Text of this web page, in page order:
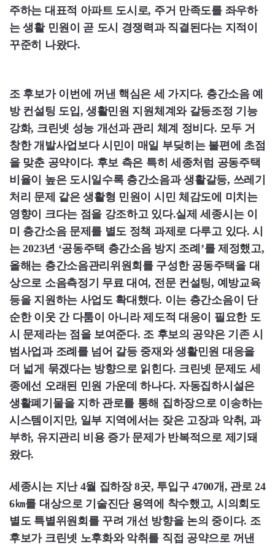
주하는 대표적 아파트 도시로, 주거 만족도를 좌우하
는 생활 민원이 곧 도시 경쟁력과 직결된다는 지적이
꾸준히 나왔다.
조 후보가 이번에 꺼낸 핵심은 세 가지다. 층간소음 예
방 컨설팅 도입, 생활민원 지원체계와 갈등조정 기능
강화, 크린넷 성능 개선과 관리 체계 정비 다. 모두 거
창한 개발사업보다 시민이 매일 부딪히는 불편에 초점
을 맞춘 공약이다. 후보 측은 특히 세종처럼 공동주택
비율이 높은 도시일수록 층간소음과 생활갈등, 쓰레기
처리 문제 같은 생활형 민원이 시민 체감도에 미치는
영향이 크다는 점을 강조하고 있다.실제 세종시는 이
미 층간소음 문제를 별도 정책 과제로 다루고 있다. 시
는 2023년 ‘공동주택 층간소음 방지 조례’를 제정했고,
올해는 층간소음관리위원회를 구성한 공동주택을 대
상으로 소음측정기 무료 대여, 전문 컨설팅, 예방교육
등을 지원하는 사업도 확대했다. 이는 층간소음이 단
순한 이웃 간 다툼이 아니라 제도적 대응이 필요한 도
시 문제라는 점을 보여준다. 조 후보의 공약은 기존 시
범사업과 조례를 넘어 갈등 중재와 생활민원 대응을
더 넓게 묶겠다는 방향으로 읽힌다. 크린넷 문제도 세
종에선 오래된 민원 가운데 하나다. 자동집하시설은
생활폐기물을 지하 관로를 통해 집하장으로 이송하는
시스템이지만, 일부 지역에서는 잦은 고장과 악취, 과
부하, 유지관리 비용 증가 문제가 반복적으로 제기돼
왔다.
세종시는 지난 4월 집하장 8곳, 투입구 4700개, 관로 24
6㎞를 대상으로 기술진단 용역에 착수했고, 시의회도
별도 특별위원회를 꾸려 개선 방향을 논의 중이다. 조
후보가 크린넷 노후화와 악취를 직접 공약으로 꺼낸